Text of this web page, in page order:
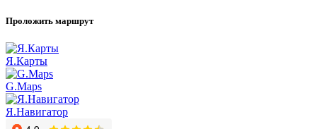
Проложить маршрут
Я.Карты
G.Maps
Я.Навигатор